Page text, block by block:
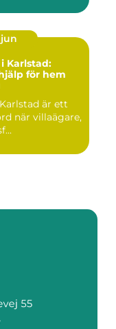
jun
Karlstad:
för hem
är ett
när villaägare,